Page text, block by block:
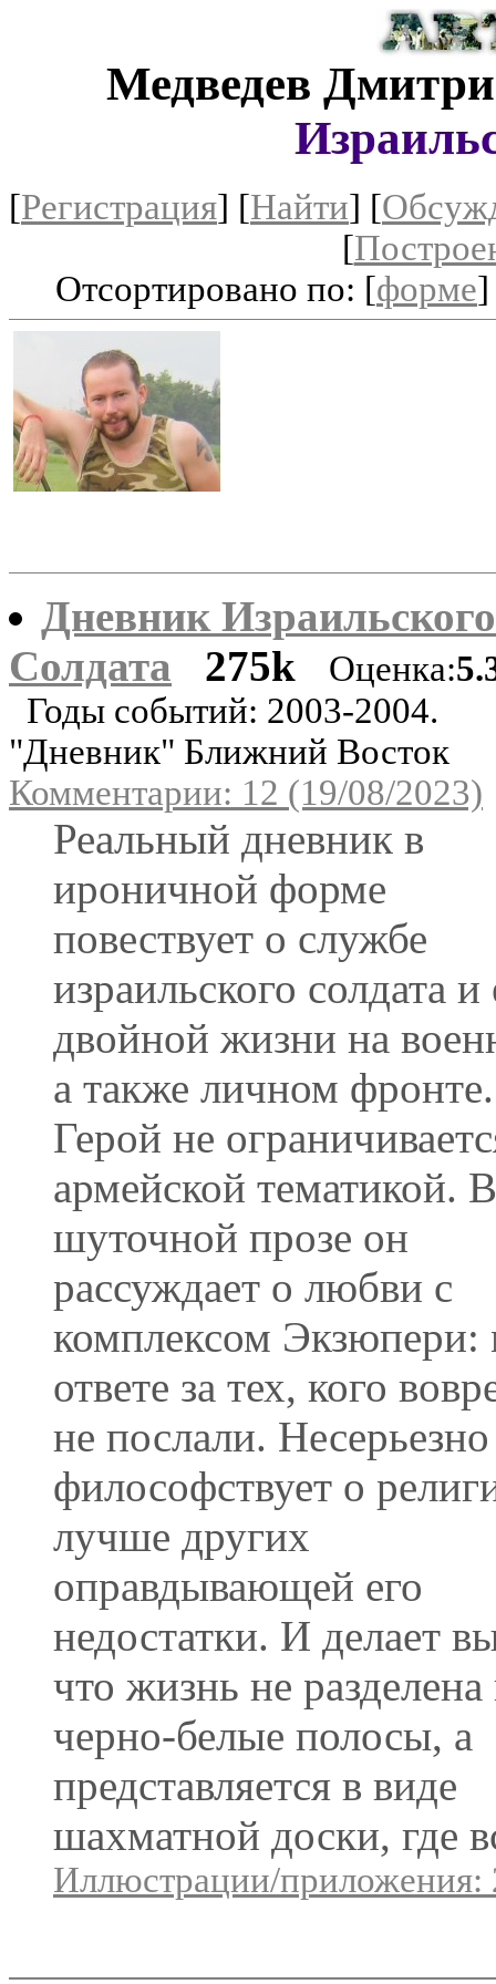
Медведев
[Регистрация] [Найти] [
[
Отсортировано по: [форме
Дневник Израильского
Солдата
275k Оценка:
Годы событий: 2003-2004.
"Дневник" Ближний Восток
Комментарии: 12 (19/08/2023)
Реальный дневник в
ироничной форме
повествует о службе
израильского солдата и
двойной жизни на
а также личном фронте.
Герой не
армейской тематикой. В
шуточной прозе он
рассуждает о любви с
комплексом
ответе за тех, кого
не послали. Несерьезно
философствует о
лучше других
оправдывающей его
недостатки. И делает
что жизнь не разделена
черно-белые полосы, а
представляется в виде
шахматной доски, где
Иллюстрации/приложения: